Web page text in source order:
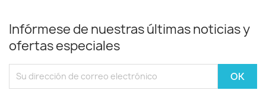
Infórmese de nuestras últimas noticias y
ofertas especiales